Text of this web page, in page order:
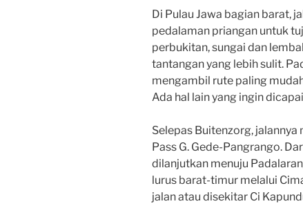
Di Pulau Jawa bagian barat,
pedalaman priangan untuk
perbukitan, sungai dan
tantangan yang lebih sulit.
mengambil rute paling
Ada hal lain yang ingin
Selepas Buitenzorg,
Pass G. Gede-Pangrango.
dilanjutkan menuju
lurus barat-timur melalui
jalan atau disekitar Ci